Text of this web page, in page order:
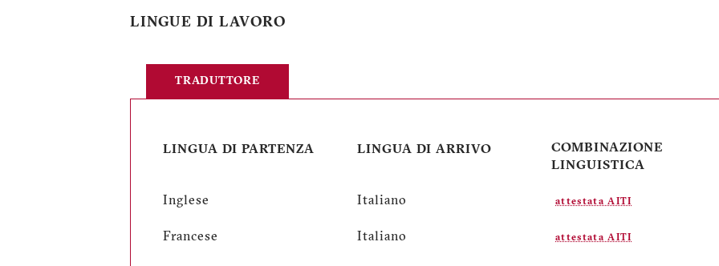
LINGUE DI LAVORO
TRADUTTORE
LINGUA DI PARTENZA LINGUA DI ARRIVO
COMBINAZIONE
LINGUISTICA
Inglese Italiano attestata AITI
Francese
Italiano attestata AITI